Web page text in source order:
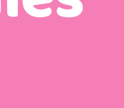
Resistentes